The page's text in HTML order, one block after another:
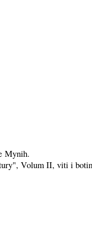
Mynih.
Volum II, viti i